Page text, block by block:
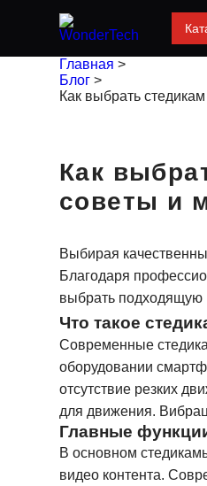
Главная >
Блог >
Как выбрать
Как
советы и
Выбирая
Благодаря
выбрать подходящую
Что такое
Современные
оборудовании
отсутствие резких
для движения.
Главные
В основном
видео контента.